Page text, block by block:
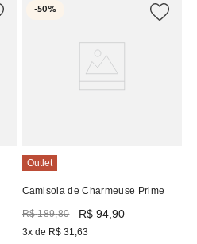
-50%
Outlet
Camisola de Charmeuse Prime
R$ 189,80 R$ 94 ,90
3x de R$ 31,63